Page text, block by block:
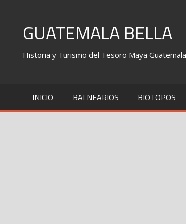
contentGUATEMALA BELLA
Historia y Turismo del Tesoro Maya Guatemala
INICIO BALNEARIOS BIOTOPOS